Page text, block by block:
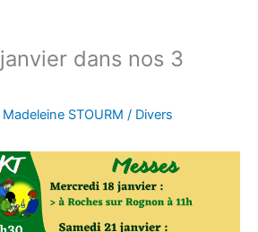
dans nos 3
Madeleine STOURM / Divers